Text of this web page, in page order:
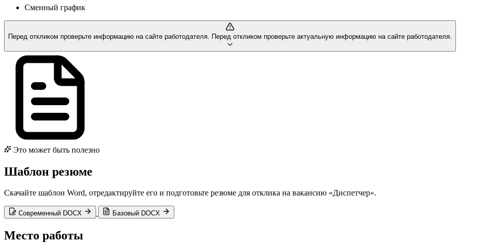
Сменный график
Перед откликом проверьте информацию на сайте работодателя. Перед откликом проверьте актуальную информацию на сайте работодателя.
Это может быть полезно
Шаблон резюме
Скачайте шаблон Word, отредактируйте его и подготовьте резюме для отклика на вакансию «Диспетчер».
Современный DOCX Базовый DOCX
Место работы